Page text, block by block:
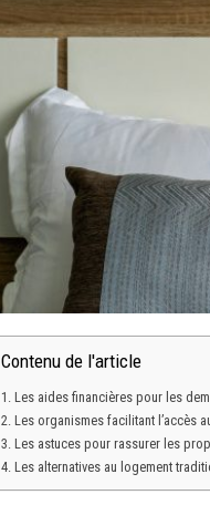
Contenu de l'article
Les aides financières pour les
Les organismes facilitant l’accès
Les astuces pour rassurer les
Les alternatives au logement